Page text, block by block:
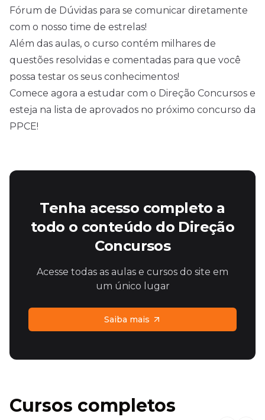
Fórum de Dúvidas para se comunicar diretamente
com o nosso time de estrelas!
Além das aulas, o curso contém milhares de
questões resolvidas e comentadas para que você
possa testar os seus conhecimentos!
Comece agora a estudar com o Direção Concursos e
esteja na lista de aprovados no próximo concurso da
PPCE!
Tenha acesso completo a
todo o conteúdo do Direção
Concursos
Acesse todas as aulas e cursos do site em
um único lugar
Saiba mais
Cursos completos